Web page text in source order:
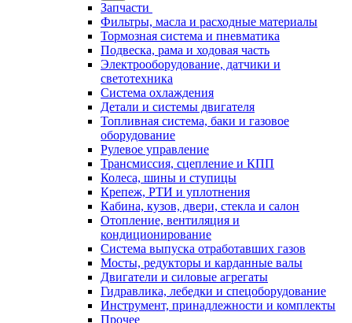
Запчасти
Фильтры, масла и расходные материалы
Тормозная система и пневматика
Подвеска, рама и ходовая часть
Электрооборудование, датчики и
светотехника
Система охлаждения
Детали и системы двигателя
Топливная система, баки и газовое
оборудование
Рулевое управление
Трансмиссия, сцепление и КПП
Колеса, шины и ступицы
Крепеж, РТИ и уплотнения
Кабина, кузов, двери, стекла и салон
Отопление, вентиляция и
кондиционирование
Система выпуска отработавших газов
Мосты, редукторы и карданные валы
Двигатели и силовые агрегаты
Гидравлика, лебедки и спецоборудование
Инструмент, принадлежности и комплекты
Прочее